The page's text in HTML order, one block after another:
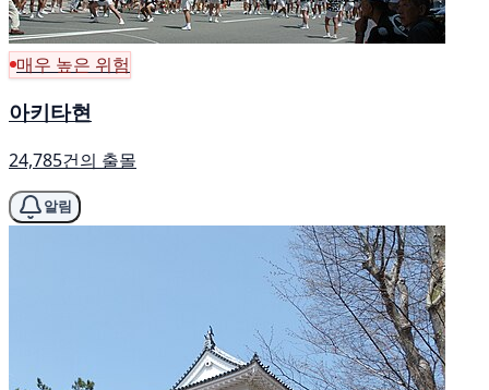
매우 높은 위험
아키타현
24,785건의 출몰
알림